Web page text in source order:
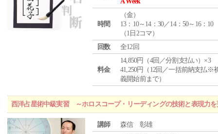
時間
（金）
13：10～14：30／14：50～16：10
（1日2コマ）
回数
全12回
料金
14,850円（4回／分割支払い）×3
41,250円（12回／一括前納支払※
義開始前まで）
西洋占星術中級実習 ～ホロスコープ・リーディングの技術と表現力
講師 森信 彰雄